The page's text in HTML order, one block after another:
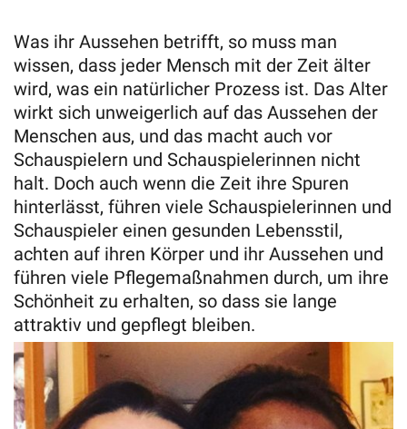
Was ihr Aussehen betrifft, so muss man
wissen, dass jeder Mensch mit der Zeit älter
wird, was ein natürlicher Prozess ist. Das Alter
wirkt sich unweigerlich auf das Aussehen der
Menschen aus, und das macht auch vor
Schauspielern und Schauspielerinnen nicht
halt. Doch auch wenn die Zeit ihre Spuren
hinterlässt, führen viele Schauspielerinnen und
Schauspieler einen gesunden Lebensstil,
achten auf ihren Körper und ihr Aussehen und
führen viele Pflegemaßnahmen durch, um ihre
Schönheit zu erhalten, so dass sie lange
attraktiv und gepflegt bleiben.